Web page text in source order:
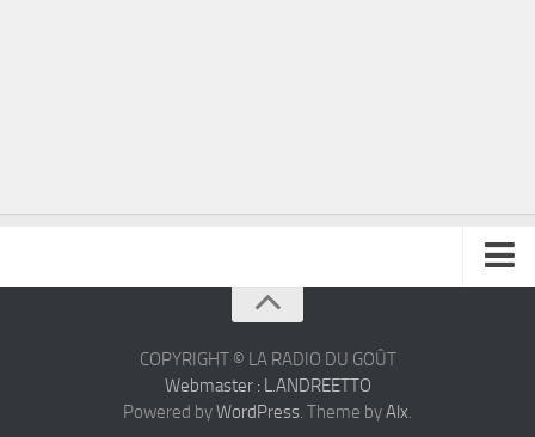
COPYRIGHT © LA RADIO DU GOÛT
Webmaster : L.ANDREETTO
Powered byWordPress. Theme byAlx.